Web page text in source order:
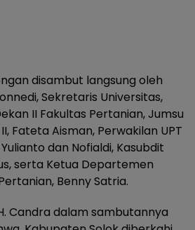
disambut langsung oleh
Sekretaris Universitas,
II Fakultas Pertanian, Jumsu
Fateta Aisman, Perwakilan UPT
dan Nofialdi, Kasubdit
serta Ketua Departemen
Benny Satria.
Candra dalam sambutannya